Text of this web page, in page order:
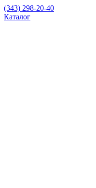
(343) 298-20-40
Каталог